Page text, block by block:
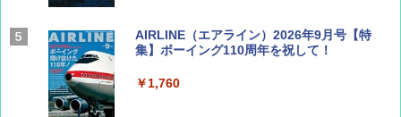
AIRLINE（エアライン）2026年9月号【特
集】ボーイング110周年を祝して！
￥1,760